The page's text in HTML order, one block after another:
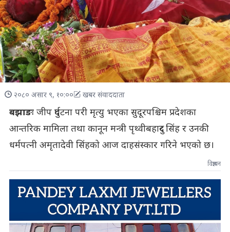
२०८० असार ९, १०:०० खबर संवाददाता
बझाङः जीप दुर्घटना परी मृत्यु भएका सुदूरपश्चिम प्रदेशका
आन्तरिक मामिला तथा कानून मन्त्री पृथ्वीबहादुर सिंह र उनकी
धर्मपत्नी अमृतादेवी सिंहको आज दाहसंस्कार गरिने भएको छ।
विज्ञापन